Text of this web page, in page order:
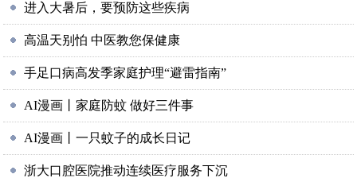
进入大暑后，要预防这些疾病
高温天别怕 中医教您保健康
手足口病高发季家庭护理“避雷指南”
AI漫画丨家庭防蚊 做好三件事
AI漫画丨一只蚊子的成长日记
浙大口腔医院推动连续医疗服务下沉